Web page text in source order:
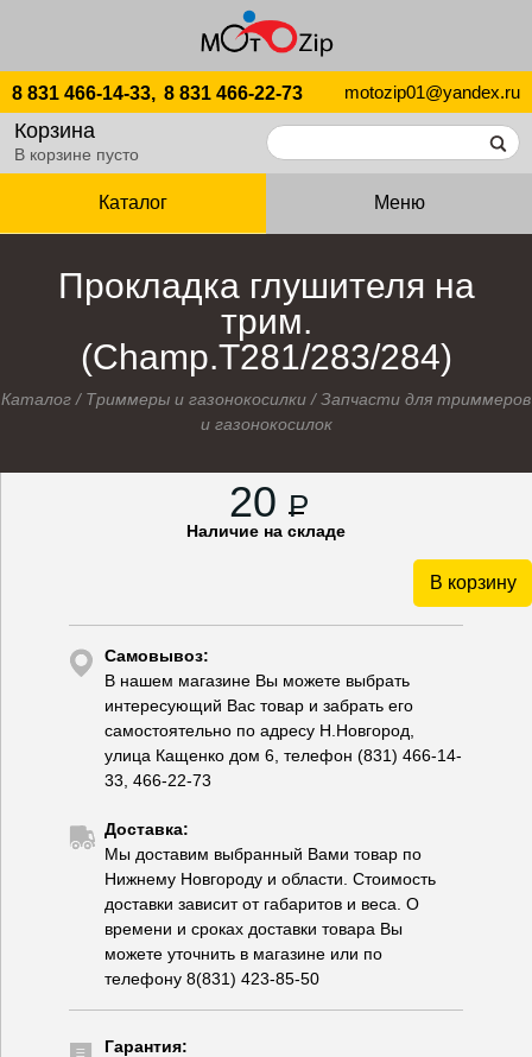
8 831 466-14-33, 8 831 466-22-73 motozip01@yandex.ru
Корзина
В корзине пусто
Каталог Меню
Прокладка глушителя на
трим.
(Champ.T281/283/284)
Каталог / Триммеры и газонокосилки /Запчасти для триммеров
и газонокосилок
20 P
Наличие на складе
В корзину
Самовывоз:
В нашем магазине Вы можете выбрать
интересующий Вас товар и забрать его
самостоятельно по адресу Н.Новгород,
улица Кащенко дом 6, телефон (831) 466-14-
33, 466-22-73
Доставка:
Мы доставим выбранный Вами товар по
Нижнему Новгороду и области. Стоимость
доставки зависит от габаритов и веса. О
времени и сроках доставки товара Вы
можете уточнить в магазине или по
телефону 8(831) 423-85-50
Гарантия: